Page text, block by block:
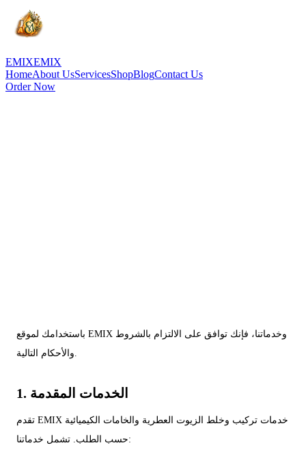
EMIXEMIX
HomeAbout UsServicesShopBlogContact Us
Order Now
باستخدامك لموقع EMIX وخدماتنا، فإنك توافق على الالتزام بالشروط
1. الخدمات المقدمة
تقدم EMIX خدمات تركيب وخلط الزيوت العطرية والخامات الكيميائية
حسب الطلب. تشمل خدماتنا: